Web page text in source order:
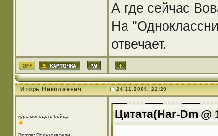
А где сейчас
На
отвечает.
Игорь Николаевич 24.11.2009, 22:29
курс молодого бойца
Группа: Пользователи
Цитата(Har-Dm @